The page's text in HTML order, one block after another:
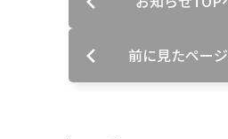
対応エリア
前に見たペー